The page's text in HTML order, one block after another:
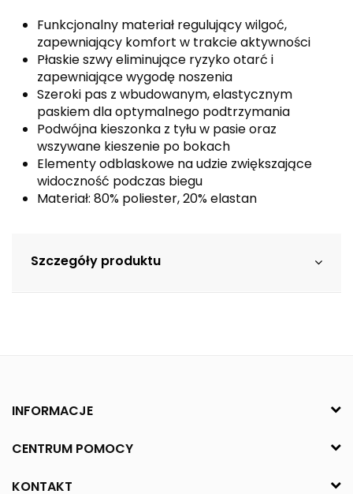
Funkcjonalny materiał regulujący wilgoć,
zapewniający komfort w trakcie aktywności
Płaskie szwy eliminujące ryzyko otarć i
zapewniające wygodę noszenia
Szeroki pas z wbudowanym, elastycznym
paskiem dla optymalnego podtrzymania
Podwójna kieszonka z tyłu w pasie oraz
wszywane kieszenie po bokach
Elementy odblaskowe na udzie zwiększające
widoczność podczas biegu
Materiał: 80% poliester, 20% elastan
Szczegóły produktu
INFORMACJE
CENTRUM POMOCY
KONTAKT